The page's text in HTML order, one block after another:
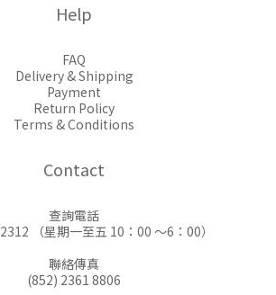
Help
FAQ
Delivery & Shipping
Payment
Return Policy
Terms & Conditions
Contact
查詢電話
（星期一至五 10：00 ～6：00）
聯絡傳真
(852) 2361 8806